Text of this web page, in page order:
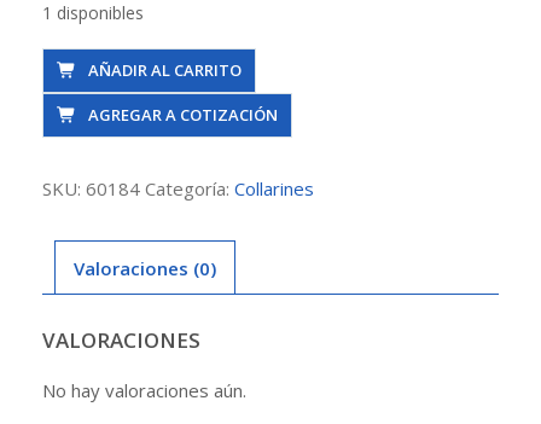
1 disponibles
Collarín
Plast
140
1
cantidad
AÑADIR AL CARRITO
AGREGAR A COTIZACIÓN
SKU: 60184 Categoría: Collarines
Valoraciones (0)
VALORACIONES
No hay valoraciones aún.